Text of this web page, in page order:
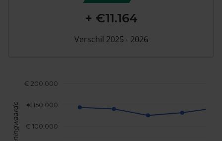
€ 100.000
€ 150.000
€ 200.000
Woningwaarde
+ €11.164
Verschil 2025 - 2026